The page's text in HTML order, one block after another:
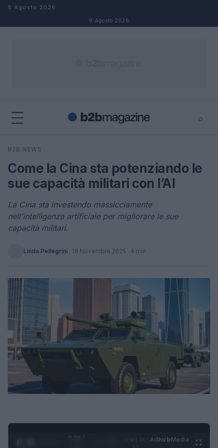
Salta al contenuto
8 Agosto 2026
8 Agosto 2026
⌕
Cerca
B2B NEWS
Come la Cina sta potenziando le
sue capacità militari con l’AI
La Cina sta investendo massicciamente
nell'intelligenza artificiale per migliorare le sue
capacità militari.
Linda Pellegrini · 18 Novembre 2025 · 4 min
0:29 /
AdhubMedia